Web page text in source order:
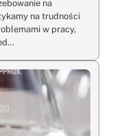
na
na trudności
w pracy,